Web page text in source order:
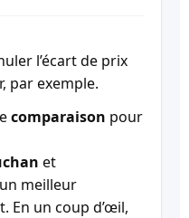
l’écart de prix
par exemple.
comparaison pour
et
meilleur
En un coup d’œil,